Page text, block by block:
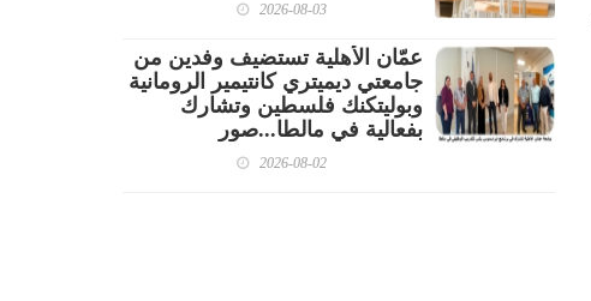
2026-08-03
عمّان الأهلية تستضيف وفدين من
جامعتي ديميتري كانتيمير الرومانية
وبوليتكنك فلسطين وتشارك
بفعالية في مالطا...صور
2026-08-02